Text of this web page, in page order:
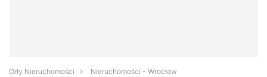
Orły Nieruchomości
Nieruchomości - Wrocław